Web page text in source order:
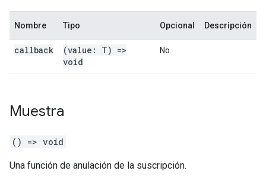
Nombre Tipo Opcional Descripción
callback
(value: T) =>
void
No
Muestra
() => void
Una función de anulación de la suscripción.